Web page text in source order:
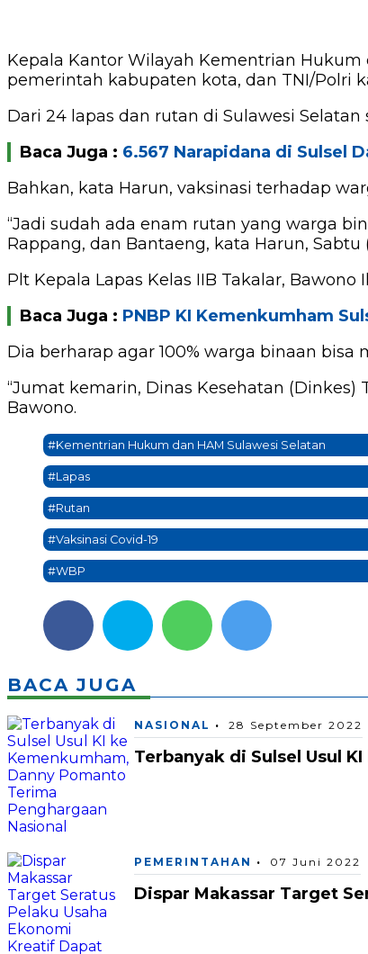
Kepala Kantor Wilayah Kementrian
pemerintah kabupaten kota, dan TNI/Polri
Dari 24 lapas dan rutan di Sulawesi
Baca Juga : 6.567 Narapidana di Sulsel
Bahkan, kata Harun, vaksinasi terhadap
“Jadi sudah ada enam rutan yang warga
Rappang, dan Bantaeng, kata Harun, Sabtu
Plt Kepala Lapas Kelas IIB Takalar,
Baca Juga : PNBP KI Kemenkumham
Dia berharap agar 100% warga binaan
“Jumat kemarin, Dinas Kesehatan
Bawono.
#Kementrian Hukum dan HAM Sulawesi Selatan
#Lapas
#Rutan
#Vaksinasi Covid-19
#WBP
BACA JUGA
NASIONAL 28 September 2022
Terbanyak di Sulsel Usul
PEMERINTAHAN 07 Juni 2022
Dispar Makassar Target